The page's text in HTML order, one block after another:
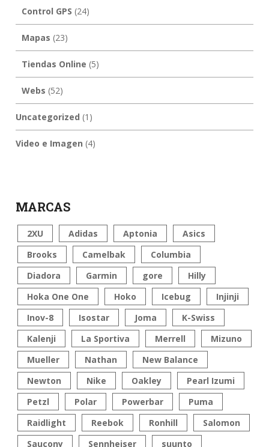
Control GPS (24)
Mapas (23)
Tiendas Online (5)
Webs (52)
Uncategorized (1)
Video e Imagen (4)
MARCAS
2XU Adidas Aptonia
Asics
Brooks
Camelbak
Columbia
Diadora
Garmin gore
Hilly
Hoka One One
Hoko Icebug
Injinji
Inov-8
Isostar Joma
K-Swiss
Kalenji
La Sportiva Merrell
Mizuno
Mueller
Nathan
New Balance
Newton
Nike Oakley
Pearl Izumi
Petzl
Polar Powerbar
Puma
Raidlight
Reebok Ronhill
Salomon
Saucony
Sennheiser suunto